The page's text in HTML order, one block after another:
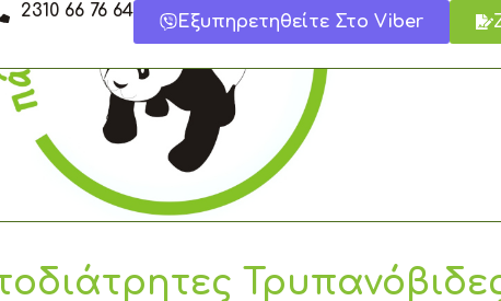
2310 66 76 64
Εξυπηρετηθείτε Στο Viber